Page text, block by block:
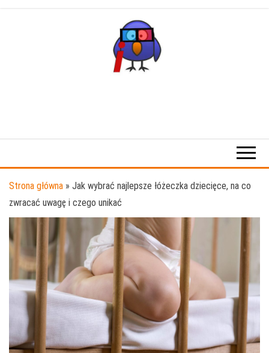
Strona główna » Jak wybrać najlepsze łóżeczka dziecięce, na co
zwracać uwagę i czego unikać